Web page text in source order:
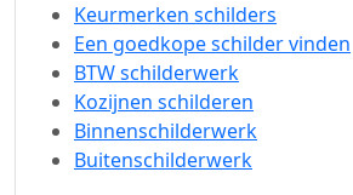
Keurmerken schilders
Een goedkope schilder vinden
BTW schilderwerk
Kozijnen schilderen
Binnenschilderwerk
Buitenschilderwerk